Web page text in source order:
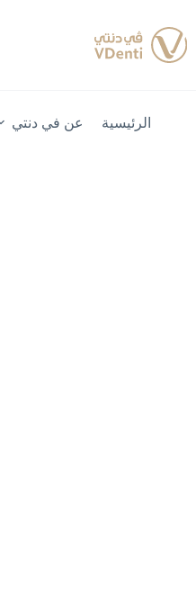
المحتوى
الرئيسية عن في دنتي